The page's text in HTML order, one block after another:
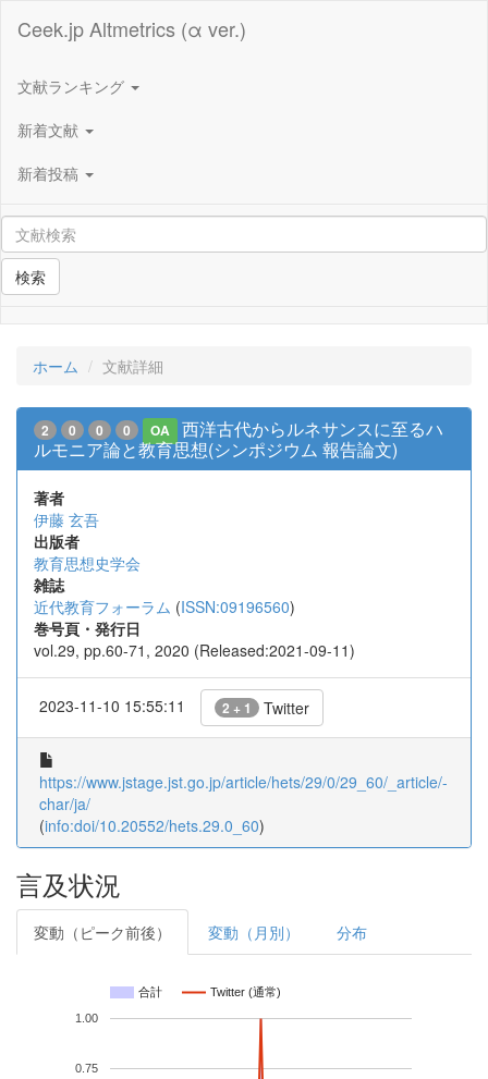
Ceek.jp Altmetrics (α ver.)
文献ランキング
新着文献
新着投稿
検索
ホーム 文献詳細
2 0 0 0 OA
西洋古代からルネサンスに至るハ
ルモニア論と教育思想(シンポジウム 報告論文)
著者
伊藤 玄吾
出版者
教育思想史学会
雑誌
近代教育フォーラム (ISSN:09196560)
巻号頁・発行日
vol.29, pp.60-71, 2020 (Released:2021-09-11)
2023-11-10 15:55:11 2 + 1 Twitter
https://www.jstage.jst.go.jp/article/hets/29/0/29_60/_article/-
char/ja/
(info:doi/10.20552/hets.29.0_60)
言及状況
変動（ピーク前後） 変動（月別） 分布
合計 Twitter (通常)
0.75
1.00